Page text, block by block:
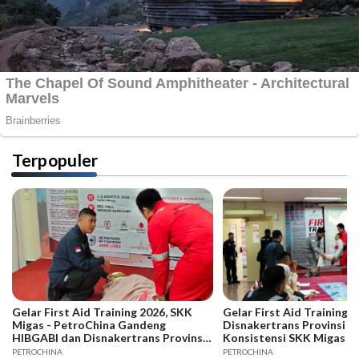
Terpopuler
Gelar First Aid Training 2026, SKK
Migas - PetroChina Gandeng
HIBGABI dan Disnakertrans Provinsi
Jambi
PETROCHINA
Gelar First Aid Training
Disnakertrans Provinsi
Konsistensi SKK Migas -
PETROCHINA